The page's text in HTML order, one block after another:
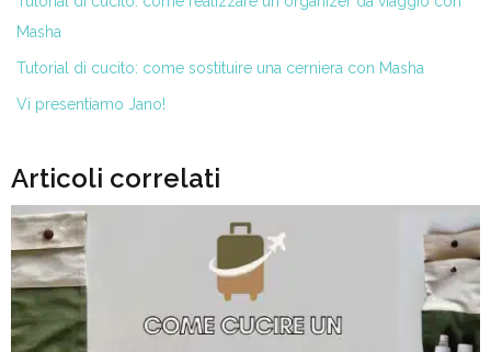
Masha
Tutorial di cucito: come sostituire una cerniera con Masha
Vi presentiamo Jano!
Articoli correlati